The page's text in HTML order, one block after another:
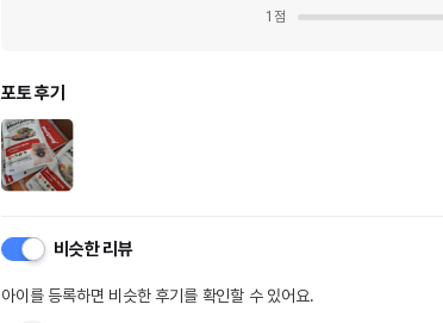
1 점
포토 후기
비슷한 리뷰
아이를 등록하면 비슷한 후기를 확인할 수 있어요.